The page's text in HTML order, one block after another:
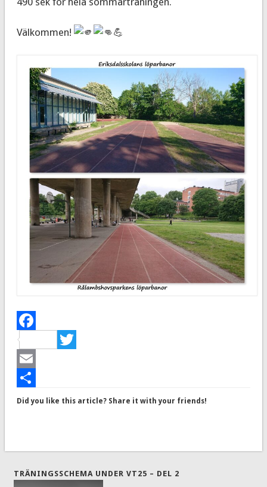
Välkommen! 💪
Facebook
Twitter
Email
Dela
Did you like this article? Share it with your friends!
TRÄNINGSSCHEMA UNDER VT25 – DEL 2